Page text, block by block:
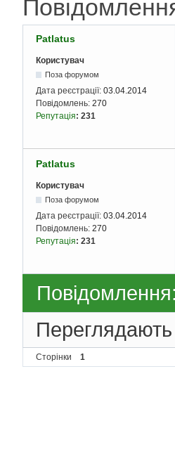
Patlatus
Користувач
Поза форумом
Дата реєстрації: 03.04.2014
Повідомлень: 270
Репутація: 231
Patlatus
Користувач
Поза форумом
Дата реєстрації: 03.04.2014
Повідомлень: 270
Репутація: 231
Сторінки 1